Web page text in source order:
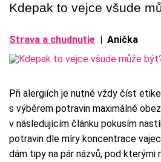
Kdepak to vejce všude
Strava a chudnutie | Anička
Při alergiích je nutné vždy číst
s výběrem potravin maximálně
v následujícím článku pokusím
potravin dle míry koncentrace
dám tipy na pár názvů, pod kterými